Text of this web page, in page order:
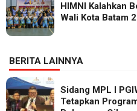
HIMNI Kalahkan
Wali Kota Batam
BERITA LAINNYA
Sidang MPL I
Tetapkan